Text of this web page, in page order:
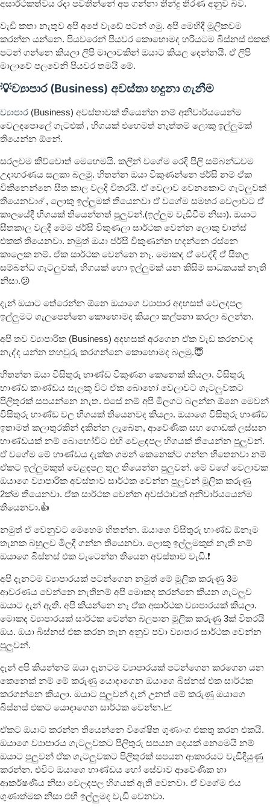
අසාර්ථකත්වය රදා පවතින්නේ අප ගන්නා තීන්දු තීරණ අනුව බව.
වැඩි කතා නැතුව අපි අපේ වැඩේ පටන් ගමු. අපි මෙහිදී මූලිකවම
කරන්න යන්නෙ. පියවරෙන් පියවර කොහොමද හරියටම බිස්නස් එකක්
පටන් ගන්නෙ කියලා ලිපි මාලාවකින් ඔයාට කියල දෙන්නයි. ඒ ලිපි
මාලාවේ පලවෙනි පියවර තමයි මේ.
💡ව්‍යාපාර (Business) අවස්තා හදුනා ගැනීම
ව්‍යාපාර (Business) අවස්තාවක් තියෙන්න නම් අනිවාර්යයෙන්ම
වෙලදපොලේ ගැටළුක් , හිගයක් එහෙමත් නැත්තම් ලොකු ඉල්ලුමක්
තියෙන්න ඕනේ.
සරලවම කිව්වොත් මෙහෙමයි. කලින් වගේම රෙදි පිලි සම්බන්ධවම
උදාහරණය සලකා බලමු. හිතන්න ඔයා විකුණන්නෙ ජර්සි නම් ඒක
විකිනෙන්නෙ සීත කාල වලදි විතරයි. ඒ වෙලාව වෙනකොට ගැටලුවක්
තියෙනවා☄️, ලොකු ඉල්ලුමක් තියෙනවා ඒ වගේම සමහර වෙලාවට ඒ
කාලයේදී හිගයක් තියෙන්නත් පුලුවන්.(ඉල්ලුම වැඩිවීම නිසා). ඔයාට
සීතකාල වලදී මෙම ජර්සි විකුණලා සාර්ථක වෙන්න ලොකු චාන්ස්
එකක් තියෙනවා. නමුත් ඔයා ජර්සි විකුණන්න හදන්නෙ රස්නෙ
කාලෙක නම්. ඒක සාර්ථක වෙන්නෙ නෑ. මොකද ඒ වෙද්දි ඒ සීතල
සම්බන්ධ ගැටලුවක්, හිගයක් හො ඉල්ලුමක් යන කිසිම සාධකයක් නැති
නිසා.😕
දැන් ඔයාට තේරෙන්න ඕනෙ ඔයාගෙ ව්‍යාපාර අදහසත් වෙලදපල
ඉල්ලුමට ගැලපෙන්නෙ කොහොමද කියලා කල්පනා කරලා බලන්න.
අපි තව ව්‍යාපාරික (Business) අදහසක් අරගෙන ඒක වැඩ කරනවාද
නැද්ද යන්න තහවුරු කරගන්නෙ කොහොමද බලමු.😇
හිතන්න ඔයා විසිතුරු භාණ්ඩ විකුණන කෙනෙක් කියලා. විසිතුරු
භාණ්ඩ කාණ්ඩය සැලකූ විට ඒක බොහෝ වෙලාවට ගැටලුවකට
පිලිතුරක් සපයන්නෙ නැත. එසේ නම් අපි මීලගට බලන්න ඕනෙ මෙවන්
විසිතුරු භාණ්ඩ වල හිගයක් තියෙනවද කියලා. ඔයාගෙ විසිතුරු භාණ්ඩ
ඉතාමත් කලාතුරකින් දකින්න ලැබෙන, ආවේණික සහ ගොඩක් ලස්සන
භාණ්ඩයක් නම් බොහෝවිට එහි වෙළඳපල හිගයක් තියෙන්න පුලුවන්.
ඒ වගේම මේ භාණ්ඩය දැක්ක ගමන් කෙනෙක්ට ගන්න හිතෙනවා නම්
ඒකට ඉල්ලුමකුත් වෙළඳපල තුල තියෙන්න පුලුවන්. මේ වගේ වෙලාවක
ඔයාගෙ ව්‍යාපාරික අවස්තාව සාර්ථක වෙන්න පුලුවන් මූලික කරුණු
2ක්ම තියෙනවා. ඒක සාර්ථක වෙන්න අවස්ථාවක් අනිවාර්යයෙන්ම
තියෙනවා.👍
නමුත් ඒ වෙනුවට මෙහෙම හිතන්න. ඔයාගෙ විසිතුරු භාණ්ඩ ඕනෑම
තැනක බහුලව මිලදී ගන්න තියෙනවා. ලොකු ඉල්ලුමකුත් නැති නම්
ඔයාගෙ බිස්නස් එක වැටෙන්න තියෙන අවස්තාව වැඩි.❗️
අපි දැනටම ව්‍යාපාරයක් පටන්ගෙන නමුත් මේ මූලික කරුණු 3ම
ආවරණය වෙන්නෙ නැතිනම් අපි මොකද කරන්නෙ කියන ගැටලුව
ඔයාට දැන් ඇති. අපි කියන්නෙ නෑ ඒක අසාර්ථක ව්‍යාපාරයක් කියලා.
මොකද ව්‍යාපාරයක් සාර්ථක වෙන්න බලපාන මූලික කරුණු 3ක් විතරයි
ඔය. ඔයා බිස්නස් එක කරන තැන අනුව පවා ව්‍යාපාර සාර්ථක වෙන්න
පුලුවන්.
දැන් අපි කියන්නම් ඔයා දැනටම ව්‍යාපාරයක් පටන්ගෙන කරගෙන යන
කෙනෙක් නම් මේ කරුණු යොදාගෙන ඔයාගෙ බිස්නස් එක සාර්ථක
කරගන්නෙ කියලා. ඔයාට පුලුවන් දැන් උනත් මේ කරුණු ඔයාගෙ
බිස්නස් එකට යොදාගෙන සාර්ථක වෙන්න.📈
ඒකට ඔයාට කරන්න තියෙන්නෙ විශේෂිත ගුණාංග එකතු කරන එකයි.
ඔයාගෙ ව්‍යාපාරය ගැටලුවකට පිලිතුරු සපයන දෙයක් නෙමෙයි නම්
ඔයාට පුලුවන් ඒක ගැටලුවකට පිලිතුරක් සපයන ආකාරයට වැඩිදියුණු
කරන්න. එවිට ඔයාගෙ භාණ්ඩය හෝ සේවාව ආවේණික හා
ආකර්ෂණීය නිසා වෙලදපල හිගයක් ඇති වෙනවා. ඒ වගේම එය
ගුණාත්මක නිසා එහි ඉල්ලුමද වැඩි වෙනවා.